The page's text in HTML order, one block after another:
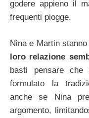
godere appieno il
frequenti piogge.
Nina e Martin
loro relazione
basti pensare
formulato la
anche se Nina
argomento,